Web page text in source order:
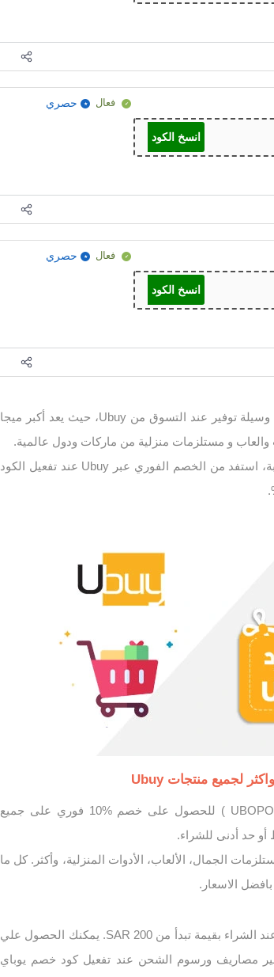
فعال حصري
انسخ الكود
فعال حصري
انسخ الكود
كود خصم يوباي ( UBOPOZ8 ) هو أفضل وسيلة توفير عند التسوق من Ubuy، حيث يعد أكبر ميجا
والعاب و مستلزمات منزلية من ماركات ودول عالمية.
يتم توصيلها داخل الدول العربية بكل سهوبة، استفد من الخصم الفوري عبر Ubuy عند تفعيل الكود
استخدم كود خصم يوباي السعودية ( UBOPOZ8 ) للحصول على خصم %10 فوري على جميع
الجمال، الألعاب، الأدوات المنزلية، وأكثر. كل ما
الاسعار.
احصل على شحن مجاني داخل السعودية عند الشراء بقيمة تبدأ من 200 SAR. يمكنك الحصول علي
مصاريف ورسوم الشحن عند تفعيل كود خصم يوباي